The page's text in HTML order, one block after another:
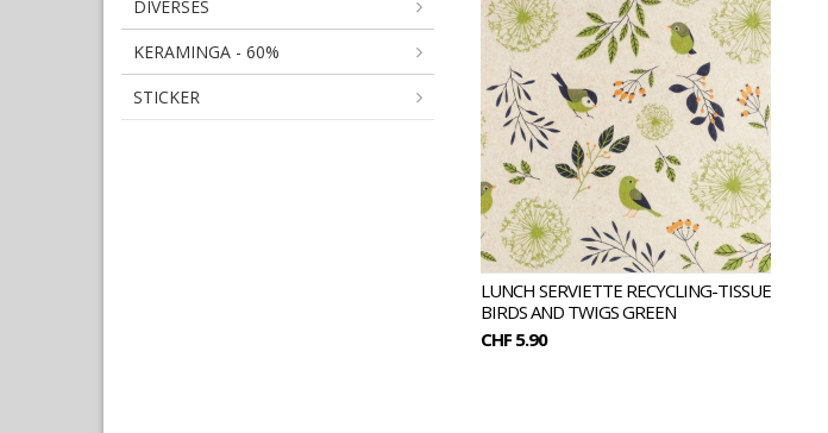
DIVERSES
KERAMINGA - 60%
STICKER
LUNCH SERVIETTE RECYCLING-TISSUE
BIRDS AND TWIGS GREEN
CHF 5.90